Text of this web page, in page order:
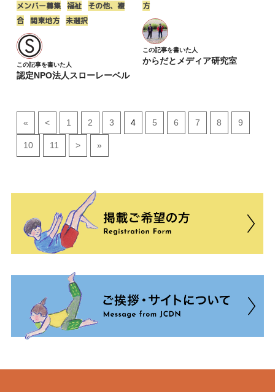
メンバー募集 福祉
その他、複
合 関東地方 未選択
この記事を書いた人
認定NPO法人スローレーベル
方
この記事を書いた人
からだとメディア研究室
« < 1 2 3 4 5 6 7 8 9
10 11 > »